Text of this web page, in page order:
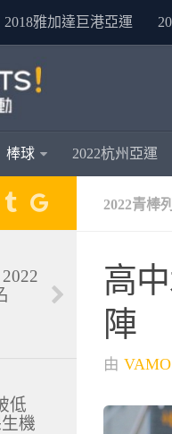
2018雅加達巨港亞運
棒球 2022杭州亞運
2022青棒
高
陣
由
低
機